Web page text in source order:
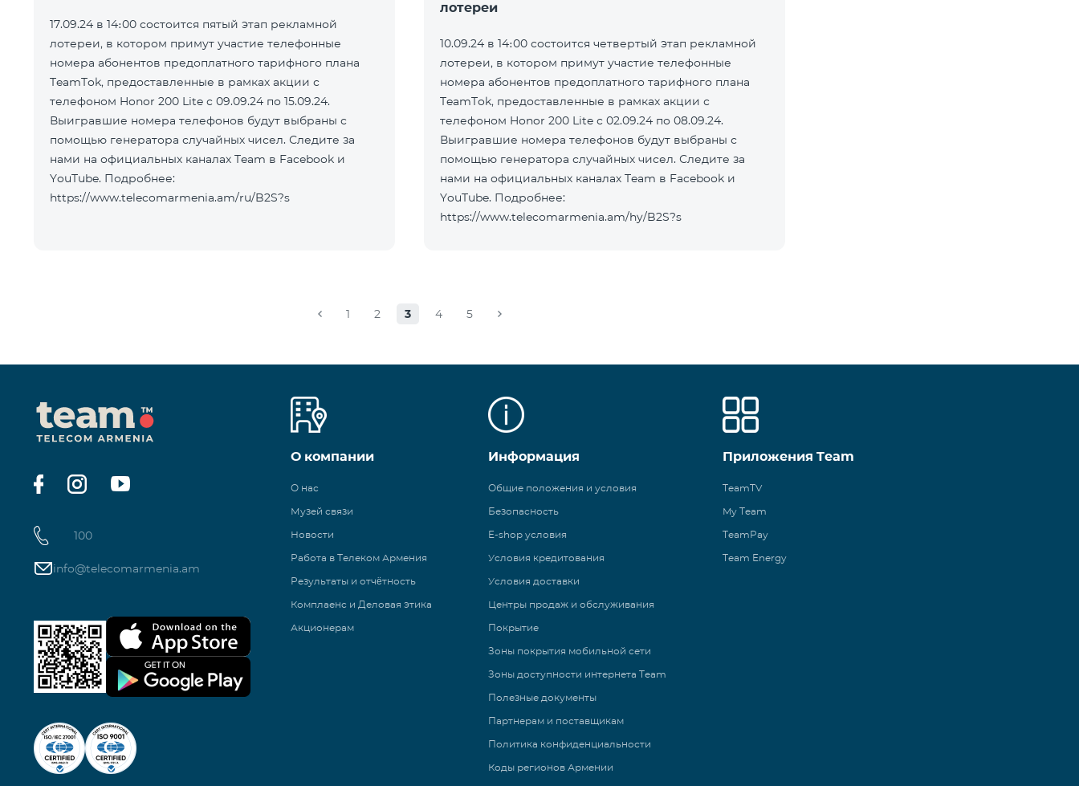
17.09.24 в 14։00 состоится пятый этап рекламной
лотереи, в котором примут участие телефонные
номера абонентов предоплатного тарифного плана
TeamTok, предоставленные в рамках акции с
телефоном Honor 200 Lite с 09.09.24 по 15.09.24.
Выигравшие номера телефонов будут выбраны с
помощью генератора случайных чисел. Следите за
нами на официальных каналах Team в Facebook и
YouTube. Подробнее:
https://www.telecomarmenia.am/ru/B2S?s
лотереи
10.09.24 в 14։00 состоится четвертый этап рекламной
лотереи, в котором примут участие телефонные
номера абонентов предоплатного тарифного плана
TeamTok, предоставленные в рамках акции с
телефоном Honor 200 Lite с 02.09.24 по 08.09.24.
Выигравшие номера телефонов будут выбраны с
помощью генератора случайных чисел. Следите за
нами на официальных каналах Team в Facebook и
YouTube. Подробнее:
https://www.telecomarmenia.am/hy/B2S?s
1 2 3 4 5
100
info@telecomarmenia.am
О компании
О нас
Музей связи
Новости
Работа в Телеком Армения
Результаты и отчётность
Комплаенс и Деловая этика
Акционерам
Информация
Общие положения и условия
Безопасность
E-shop условия
Условия кредитования
Условия доставки
Центры продаж и обслуживания
Покрытие
Зоны покрытия мобильной сети
Зоны доступности интернета Team
Полезные документы
Партнерам и поставщикам
Политика конфиденциальности
Коды регионов Армении
Приложения Team
TeamTV
My Team
TeamPay
Team Energy